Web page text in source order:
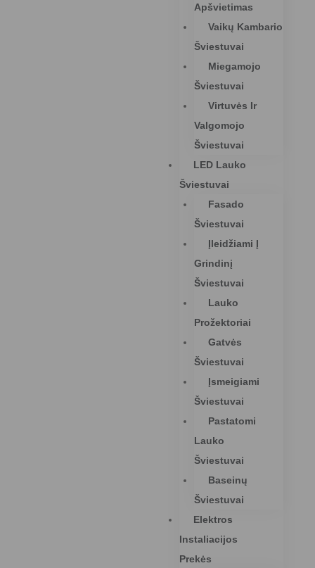
Apšvietimas
Vaikų Kambario
Šviestuvai
Miegamojo
Šviestuvai
Virtuvės Ir
Valgomojo
Šviestuvai
LED Lauko
Šviestuvai
Fasado
Šviestuvai
Įleidžiami Į
Grindinį
Šviestuvai
Lauko
Prožektoriai
Gatvės
Šviestuvai
Įsmeigiami
Šviestuvai
Pastatomi
Lauko
Šviestuvai
Baseinų
Šviestuvai
Elektros
Instaliacijos
Prekės